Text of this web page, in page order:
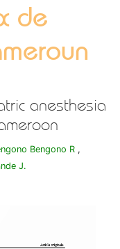
de
anesthesia
Bengono R ,
J.